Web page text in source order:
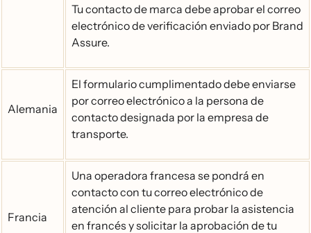
Tu contacto de marca debe aprobar el correo
electrónico de verificación enviado por Brand
Assure.
Alemania
El formulario cumplimentado debe enviarse
por correo electrónico a la persona de
contacto designada por la empresa de
transporte.
Francia
Una operadora francesa se pondrá en
contacto con tu correo electrónico de
atención al cliente para probar la asistencia
en francés y solicitar la aprobación de tu